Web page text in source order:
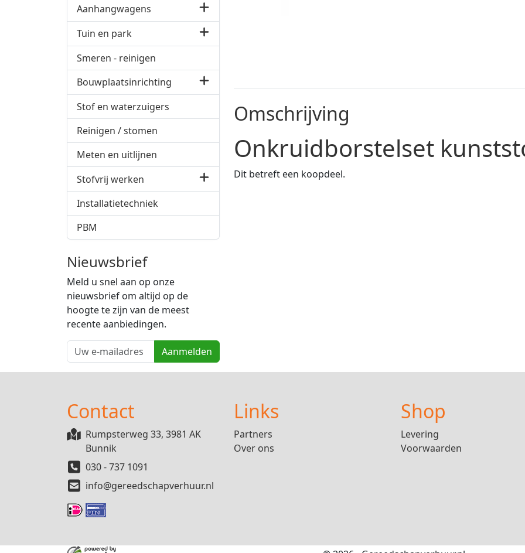
Aanhangwagens
Tuin en park
Smeren - reinigen
Bouwplaatsinrichting
Stof en waterzuigers
Reinigen / stomen
Meten en uitlijnen
Stofvrij werken
Installatietechniek
PBM
Nieuwsbrief
Meld u snel aan op onze
nieuwsbrief om altijd op de
hoogte te zijn van de meest
recente aanbiedingen.
Aanmelden
Omschrijving
Onkruidborstelset
Dit betreft een koopdeel.
Contact
Rumpsterweg 33, 3981 AK
Bunnik
030 - 737 1091
info@gereedschapverhuur.nl
Links
Partners
Over ons
Shop
Levering
Voorwaarden